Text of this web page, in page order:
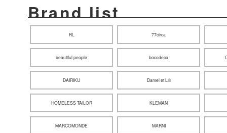
Brand list
RL 77circa
beautiful people bocodeco
DAIRIKU Daniel et Lili
HOMELESS TAILOR KLEMAN
MARCOMONDE MARNI